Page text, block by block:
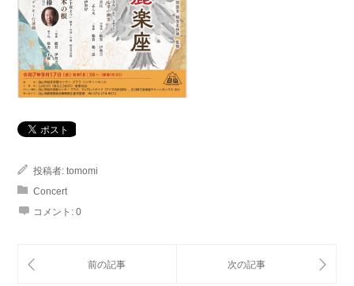
投稿者: tomomi
Concert
コメント: 0